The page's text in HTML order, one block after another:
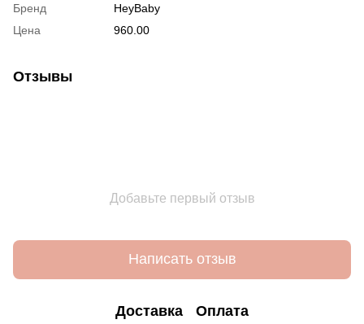
Бренд
HeyBaby
Цена
960.00
Отзывы
Добавьте первый отзыв
Написать отзыв
Доставка Оплата